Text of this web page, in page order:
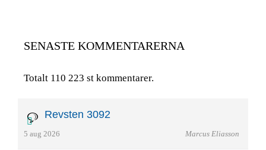
SENASTE KOMMENTARERNA
Totalt 110 223 st kommentarer.
Revsten 3092
5 aug 2026 Marcus Eliasson